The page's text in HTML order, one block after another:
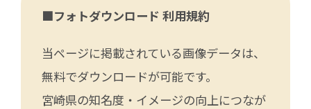
■フォトダウンロード 利用規約
当ページに掲載されている画像データは、
無料でダウンロードが可能です。
宮崎県の知名度・イメージの向上につなが